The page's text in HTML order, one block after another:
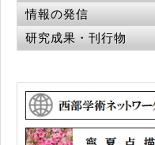
情報の発信
研究成果・刊行物